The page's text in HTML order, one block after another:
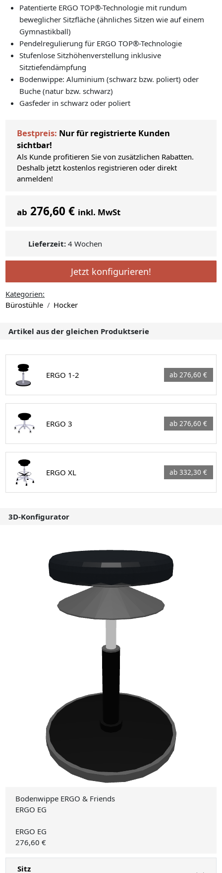
Patentierte ERGO TOP®-Technologie mit rundum
beweglicher Sitzfläche (ähnliches Sitzen wie auf einem
Gymnastikball)
Pendelregulierung für ERGO TOP®-Technologie
Stufenlose Sitzhöhenverstellung inklusive
Sitztiefendämpfung
Bodenwippe: Aluminium (schwarz bzw. poliert) oder
Buche (natur bzw. schwarz)
Gasfeder in schwarz oder poliert
Bestpreis: Nur für registrierte Kunden
sichtbar!
Als Kunde profitieren Sie von zusätzlichen Rabatten.
Deshalb jetzt kostenlos registrieren oder direkt
anmelden!
ab 276,60 € inkl. MwSt
Lieferzeit: 4 Wochen
Jetzt konfigurieren!
Kategorien:
Bürostühle
Hocker
Artikel aus der gleichen Produktserie
ERGO 1-2 ab 276,60 €
ERGO 3 ab 276,60 €
ERGO XL ab 332,30 €
3D-Konfigurator
Bodenwippe ERGO & Friends
ERGO EG
ERGO EG
276,60 €
Sitz